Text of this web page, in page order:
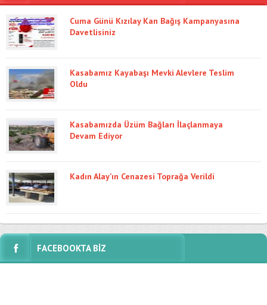
Cuma Günü Kızılay Kan Bağış Kampanyasına
Davetlisiniz
Kasabamız Kayabaşı Mevki Alevlere Teslim
Oldu
Kasabamızda Üzüm Bağları İlaçlanmaya
Devam Ediyor
Kadın Alay’ın Cenazesi Toprağa Verildi
FACEBOOKTA BİZ